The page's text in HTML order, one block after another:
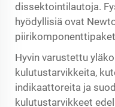
dissektointilautoja.
hyödyllisiä ovat
Hyvin varustettu
kulutustarvikkeita,
indikaattoreita ja
kulutustarvikkeet